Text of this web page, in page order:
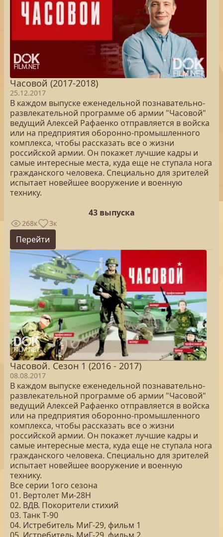
Часовой (2017-2018)
25.12.2017
В каждом выпуске еженедельной познавательно-
развлекательной программе об армии "Часовой"
ведущий Алексей Рафаенко отправляется в войска
или на предприятия оборонно-промышленного
комплекса, чтобы рассказать все о жизни
российской армии. Он покажет лучшие кадры и
самые интересные места, куда еще не ступала нога
гражданского человека. Специально для зрителей
испытает новейшее вооружение и военную
технику.
43 выпуска
268к 3к
Перейти
Часовой. Сезон 1 (2016 - 2017)
08.08.2017
В каждом выпуске еженедельной познавательно-
развлекательной программе об армии "Часовой"
ведущий Алексей Рафаенко отправляется в войска
или на предприятия оборонно-промышленного
комплекса, чтобы рассказать все о жизни
российской армии. Он покажет лучшие кадры и
самые интересные места, куда еще не ступала нога
гражданского человека. Специально для зрителей
испытает новейшее вооружение и военную
технику.
Все серии 1ого сезона
01. Вертолет Ми‑28Н
02. ВДВ. Покорители стихий
03. Танк Т‑90
04. Истребитель МиГ‑29, фильм 1